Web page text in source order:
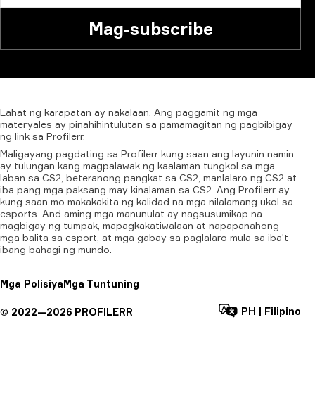
Mag-subscribe
Lahat ng karapatan ay nakalaan. Ang paggamit ng mga
materyales ay pinahihintulutan sa pamamagitan ng pagbibigay
ng link sa Profilerr.
Maligayang pagdating sa Profilerr kung saan ang layunin namin
ay tulungan kang magpalawak ng kaalaman tungkol sa mga
laban sa CS2, beteranong pangkat sa CS2, manlalaro ng CS2 at
iba pang mga paksang may kinalaman sa CS2. Ang Profilerr ay
kung saan mo makakakita ng kalidad na mga nilalamang ukol sa
esports. And aming mga manunulat ay nagsusumikap na
magbigay ng tumpak, mapagkakatiwalaan at napapanahong
mga balita sa esport, at mga gabay sa paglalaro mula sa iba't
ibang bahagi ng mundo.
Mga PolisiyaMga Tuntuning
© 2022—2026 PROFILERR PH Filipino